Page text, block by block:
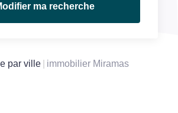
ma recherche
par ville immobilier Miramas